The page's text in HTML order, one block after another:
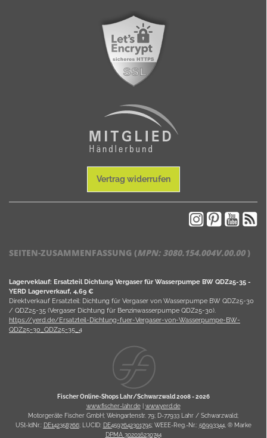
Vertrag widerrufen
SEITEN-ZUSAMMENFASSUNG (MPN: 3080.154.004V.00.00)
Lagerveklauf: Ersatzteil Dichtung Vergaser für Wasserpumpe BW QDZ25-35 -
YERD Lagerverkauf, 4,69 €
Direktverkauf Ersatzteil: Dichtung für Vergaser von Wasserpumpe BW QDZ25-30
/ QDZ25-35 (Vergaser Dichtung für Benzinwasserpumpe QDZ25-30).
https://yerd.de/Ersatzteil-Dichtung-fuer-Vergaser-von-Wasserpumpe-BW-
QDZ25-30_QDZ25-35_4
Fischer Online-Shops Lahr/Schwarzwald 2008 -2026
www.fischer-lahr.de| www.yerd.de
Motorgeräte Fischer GmbH; Weingartenstr. 79; D-77933 Lahr / Schwarzwald;
USt-IdNr.: DE142358766; LUCID: DE4597642301795; WEEE-Reg.-Nr.: 56993344, ® Marke
DPMA 302016230744